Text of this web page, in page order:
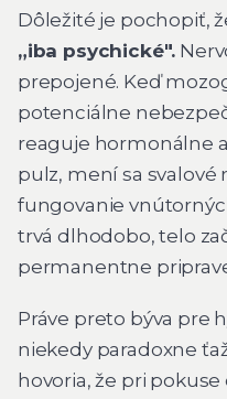
Dôležité je pochopiť,
„iba psychické".
prepojené. Keď
potenciálne
reaguje hormonálne
pulz, mení sa svalové
fungovanie
trvá dlhodobo, telo
permanentne
Práve preto býva pre
niekedy paradoxne
hovoria, že pri